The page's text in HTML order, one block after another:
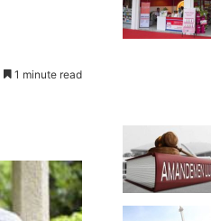
1 minute read